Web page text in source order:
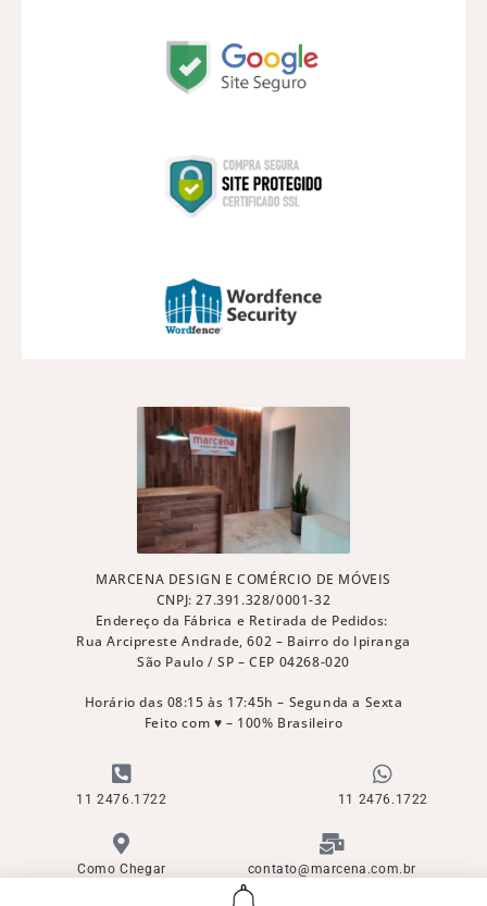
MARCENA DESIGN E COMÉRCIO DE MÓVEIS
CNPJ: 27.391.328/0001-32
Endereço da Fábrica e Retirada de Pedidos:
Rua Arcipreste Andrade, 602 – Bairro do Ipiranga
São Paulo / SP – CEP 04268-020
Horário das 08:15 às 17:45h – Segunda a Sexta
Feito com ♥ – 100% Brasileiro
11 2476.1722 11 2476.1722
Como Chegar contato@marcena.com.br